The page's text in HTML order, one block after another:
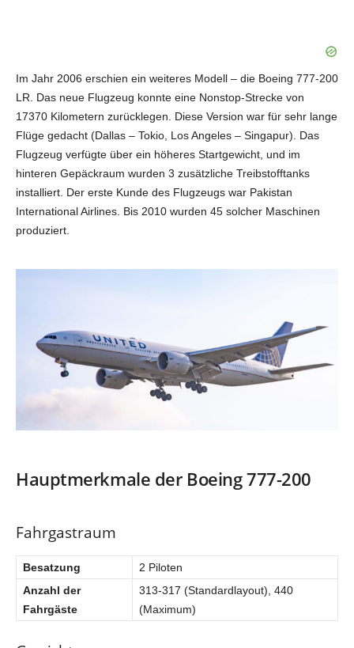
Im Jahr 2006 erschien ein weiteres Modell – die Boeing 777-200
LR. Das neue Flugzeug konnte eine Nonstop-Strecke von
17370 Kilometern zurücklegen. Diese Version war für sehr lange
Flüge gedacht (Dallas – Tokio, Los Angeles – Singapur). Das
Flugzeug verfügte über ein höheres Startgewicht, und im
hinteren Gepäckraum wurden 3 zusätzliche Treibstofftanks
installiert. Der erste Kunde des Flugzeugs war Pakistan
International Airlines. Bis 2010 wurden 45 solcher Maschinen
produziert.
Hauptmerkmale der Boeing 777-200
Fahrgastraum
Besatzung
2 Piloten
Anzahl der
Fahrgäste
313-317 (Standardlayout), 440
(Maximum)